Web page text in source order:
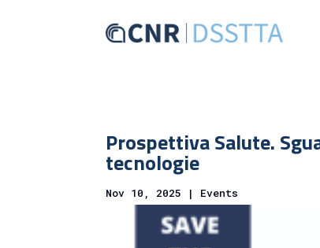
Prospettiva Salute.
tecnologie
Nov 10, 2025 | Events